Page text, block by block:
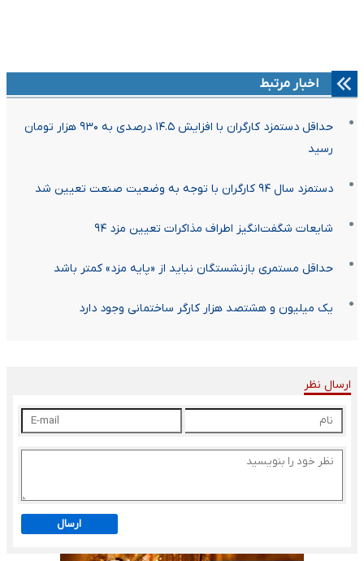
اخبار مرتبط
حداقل دستمزد کارگران با افزایش ۱۴.۵ درصدی به ۹۳۰ هزار تومان
رسید
دستمزد سال ۹۴ کارگران با توجه به وضعیت صنعت تعیین شد
شایعات شگفت‌انگیز اطراف مذاکرات تعیین مزد ۹۴
حداقل مستمری بازنشستگان نباید از «پایه مزد» کمتر باشد
یک میلیون و هشتصد هزار کارگر ساختمانی وجود دارد
ارسال نظر
ارسال